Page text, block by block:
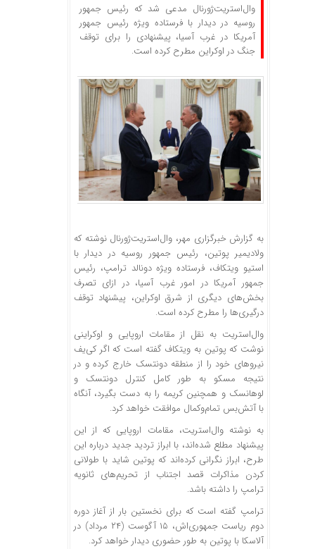
وال‌استریت‌ژورنال مدعی شد که رئیس جمهور
روسیه در دیدار با فرستاده ویژه رئیس جمهور
آمریکا در غرب آسیا، پیشنهادی را برای توقف
جنگ در اوکراین مطرح کرده است.
به گزارش خبرگزاری مهر، وال‌استریت‌ژورنال نوشته که
ولادیمیر پوتین، رئیس جمهور روسیه در دیدار با
استیو ویتکاف، فرستاده ویژه دونالد ترامپ، رئیس
جمهور آمریکا در امور غرب آسیا، در ازای تصرف
بخش‌های دیگری از شرق اوکراین، پیشنهاد توقف
درگیری‌ها را مطرح کرده است.
وال‌استریت به نقل از مقامات اروپایی و اوکراینی
نوشت که پوتین به ویتکاف گفته است که اگر کی‌یف
نیروهای خود را از منطقهدونتسک خارج کرده و در
نتیجه مسکو به طور کامل کنترلدونتسک و
لوهانسک و همچنین کریمه را به دست بگیرد، آنگاه
با آتش‌بس تمام‌وکمال موافقت خواهد کرد.
به نوشته وال‌استریت، مقامات اروپایی که از این
پیشنهاد مطلع شده‌اند، با ابراز تردید جدید درباره این
طرح، ابراز نگرانی کرده‌اند که پوتین شاید با طولانی
کردن مذاکرات قصد اجتناب از تحریم‌های ثانویه
ترامپ را داشته باشد.
ترامپ گفته است که برای نخستین بار از آغاز دوره
دوم ریاست جمهوری‌اش، ۱۵ آگوست (۲۴ مرداد) در
آلاسکا با پوتین به طور حضوری دیدار خواهد کرد.